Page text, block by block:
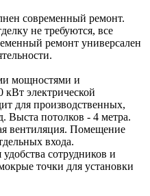
современный ремонт.
не требуются, все
ремонт универсален
мощностями и
электрической
для производственных,
Выста потолков - 4 метра.
вентиляция. Помещение
входа.
сотрудников и
точки для установки